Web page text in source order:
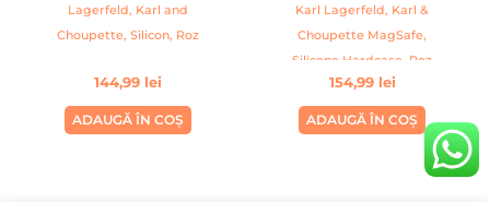
Lagerfeld, Karl and
Choupette, Silicon, Roz
144,99 lei
ADAUGĂ ÎN COȘ
Karl Lagerfeld, Karl &
Choupette MagSafe,
Silicone Hardcase, Roz
154,99 lei
ADAUGĂ ÎN COȘ